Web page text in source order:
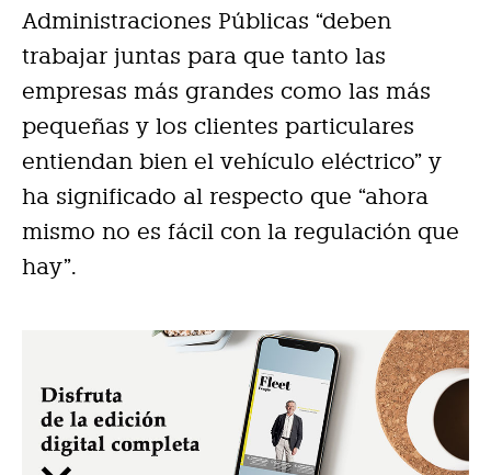
Administraciones Públicas “deben
trabajar juntas para que tanto las
empresas más grandes como las más
pequeñas y los clientes particulares
entiendan bien el vehículo eléctrico” y
ha significado al respecto que “ahora
mismo no es fácil con la regulación que
hay”.